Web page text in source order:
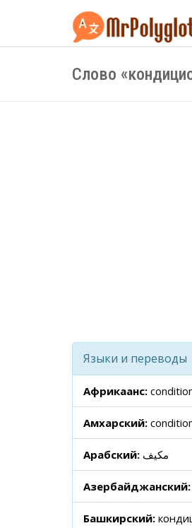
Слово
Языки и переводы
Африкаанс:
Амхарский:
Арабский: مكيف
Азербайджанский:
Башкирский: